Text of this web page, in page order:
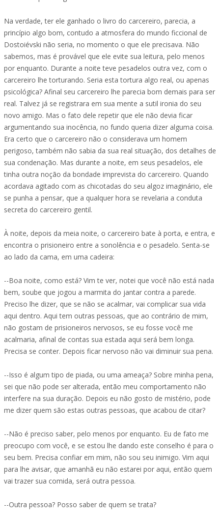
Na verdade, ter ele ganhado o livro do carcereiro, parecia, a
princípio algo bom, contudo a atmosfera do mundo ficcional de
Dostoiévski não seria, no momento o que ele precisava. Não
sabemos, mas é provável que ele evite sua leitura, pelo menos
por enquanto. Durante a noite teve pesadelos outra vez, com o
carcereiro lhe torturando. Seria esta tortura algo real, ou apenas
psicológica? Afinal seu carcereiro lhe parecia bom demais para ser
real. Talvez já se registrara em sua mente a sutil ironia do seu
novo amigo. Mas o fato dele repetir que ele não devia ficar
argumentando sua inocência, no fundo queria dizer alguma coisa.
Era certo que o carcereiro não o considerava um homem
perigoso, também não sabia da sua real situação, dos detalhes de
sua condenação. Mas durante a noite, em seus pesadelos, ele
tinha outra noção da bondade imprevista do carcereiro. Quando
acordava agitado com as chicotadas do seu algoz imaginário, ele
se punha a pensar, que a qualquer hora se revelaria a conduta
secreta do carcereiro gentil.
À noite, depois da meia noite, o carcereiro bate à porta, e entra, e
encontra o prisioneiro entre a sonolência e o pesadelo. Senta-se
ao lado da cama, em uma cadeira:
--Boa noite, como está? Vim te ver, notei que você não está nada
bem, soube que jogou a marmita do jantar contra a parede.
Preciso lhe dizer, que se não se acalmar, vai complicar sua vida
aqui dentro. Aqui tem outras pessoas, que ao contrário de mim,
não gostam de prisioneiros nervosos, se eu fosse você me
acalmaria, afinal de contas sua estada aqui será bem longa.
Precisa se conter. Depois ficar nervoso não vai diminuir sua pena.
--Isso é algum tipo de piada, ou uma ameaça? Sobre minha pena,
sei que não pode ser alterada, então meu comportamento não
interfere na sua duração. Depois eu não gosto de mistério, pode
me dizer quem são estas outras pessoas, que acabou de citar?
--Não é preciso saber, pelo menos por enquanto. Eu de fato me
preocupo com você, e se estou lhe dando este conselho é para o
seu bem. Precisa confiar em mim, não sou seu inimigo. Vim aqui
para lhe avisar, que amanhã eu não estarei por aqui, então quem
vai trazer sua comida, será outra pessoa.
--Outra pessoa? Posso saber de quem se trata?